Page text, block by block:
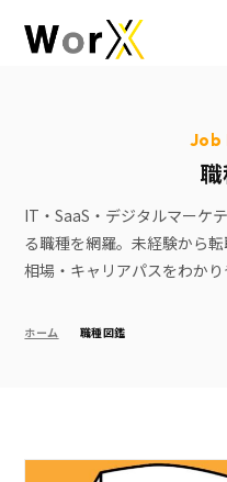
Job
IT・SaaS・デジタルマーケ
る職種を網羅。未経験から
相場・キャリアパスをわかり
ホーム 職種図鑑